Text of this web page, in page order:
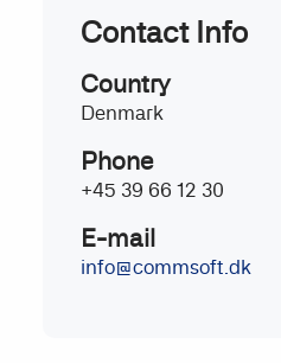
Contact Info
Country
Denmark
Phone
+45 39 66 12 30
E-mail
info@commsoft.dk